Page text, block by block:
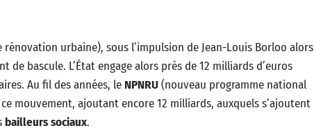
urbaine), sous l’impulsion de Jean-Louis Borloo alors
bascule. L’État engage alors près de 12 milliards d’euros
Au fil des années, le NPNRU(nouveau programme national
mouvement, ajoutant encore 12 milliards, auxquels s’ajoutent
bailleurs sociaux.